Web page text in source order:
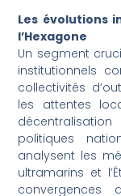
Les évolutions
l’Hexagone
Un segment
institutionnels
collectivités
les attentes
politiques
analysent les
ultramarins et
convergences